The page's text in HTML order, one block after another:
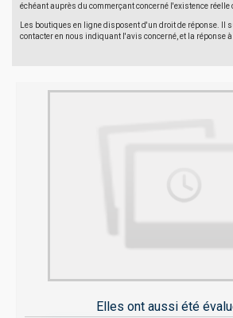
échéant auprès du commerçant concerné l'existence réelle
Les boutiques en ligne disposent d'un droit de réponse. Il
contacter en nous indiquant l'avis concerné, et la réponse
Elles ont aussi été